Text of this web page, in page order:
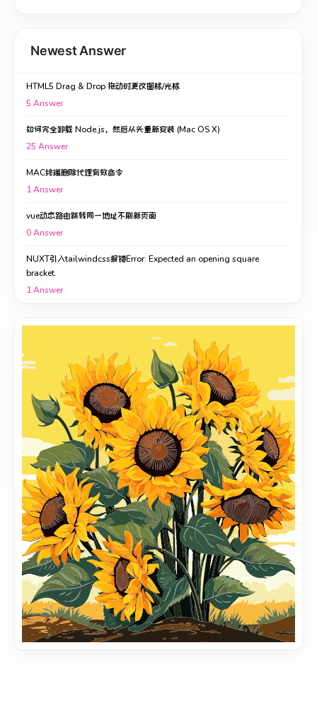
Newest Answer
HTML5 Drag & Drop 拖动时更改图标/光标
5 Answer
如何完全卸载 Node.js，然后从头重新安装 (Mac OS X)
25 Answer
MAC终端删除代理有效命令
1Answer
vue动态路由跳转同一地址不刷新页面
0Answer
NUXT引入tailwindcss报错Error: Expected an opening square
bracket.
1Answer